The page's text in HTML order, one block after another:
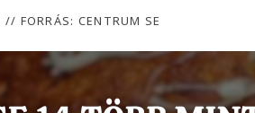
// FORRÁS: CENTRUM SE